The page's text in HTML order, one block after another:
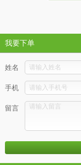
我要下单
姓名
手机
留言